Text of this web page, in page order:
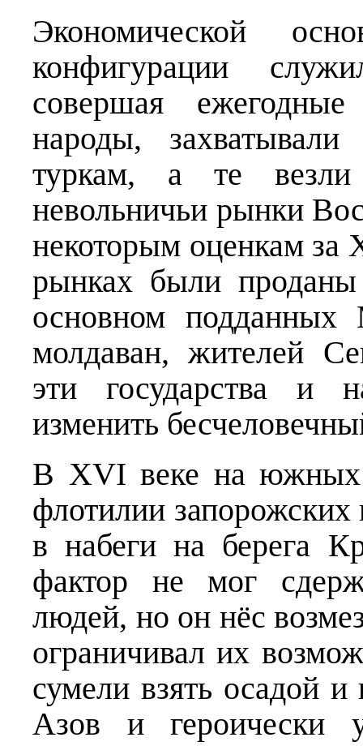
Экономической
конфигурации
совершая
народы,
туркам, а те
невольничьи рынки
некоторым оценкам
рынках были
основном
молдаван, жителей
эти государства и
изменить
В XVI веке на южных
флотилии
в набеги на берега
фактор не мог
людей, но он нёс
ограничивал их
сумели взять осадой
Азов и героически